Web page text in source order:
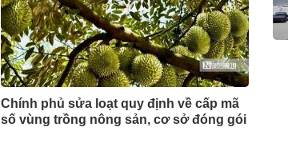
Chính phủ sửa loạt quy định về cấp mã
số vùng trồng nông sản, cơ sở đóng gói